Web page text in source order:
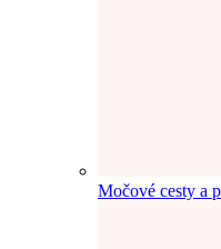
Močové cesty a